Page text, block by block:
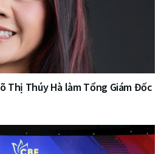
Thị Thúy Hà làm Tổng Giám Đốc